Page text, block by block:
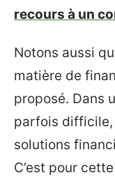
recours à un
Notons aussi
matière de
proposé. Dans
parfois difficile,
solutions
C’est pour